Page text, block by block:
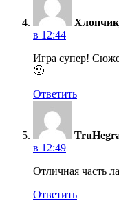
в 12:44
Игра супер!
🙂
Ответить
в 12:49
Отличная часть
Ответить